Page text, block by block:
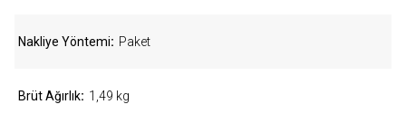
Nakliye Yöntemi Paket
Brüt Ağırlık 1,49 kg